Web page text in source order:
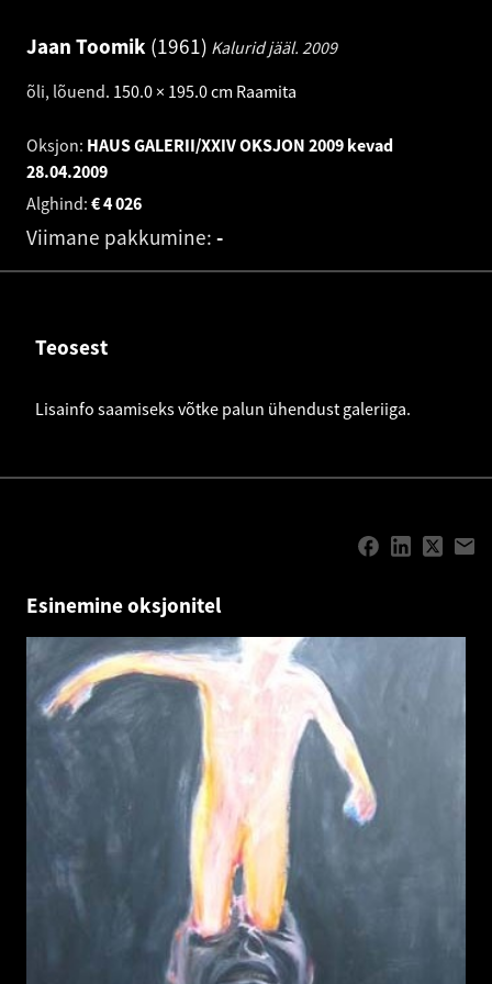
Jaan Toomik 1961 Kalurid jääl. 2009
õli, lõuend. 150.0 × 195.0 cm Raamita
Oksjon: HAUS GALERII/XXIV OKSJON 2009 kevad
28.04.2009
Alghind:
4 026
€
Viimane pakkumine: -
Teosest
Lisainfo saamiseks võtke palun ühendust galeriiga.
Esinemine oksjonitel